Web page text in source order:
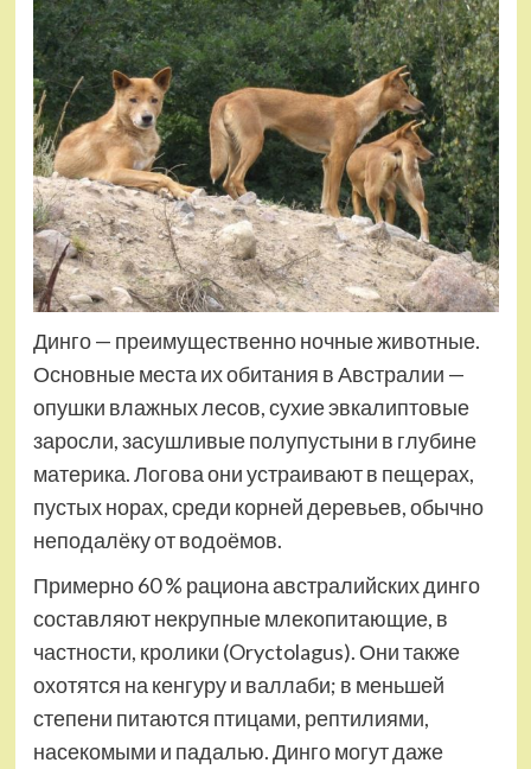
Динго — преимущественно ночные животные.
Основные места их обитания в Австралии —
опушки влажных лесов, сухие эвкалиптовые
заросли, засушливые полупустыни в глубине
материка. Логова они устраивают в пещерах,
пустых норах, среди корней деревьев, обычно
неподалёку от водоёмов.
Примерно 60 % рациона австралийских динго
составляют некрупные млекопитающие, в
частности, кролики (Oryctolagus). Они также
охотятся на кенгуру и валлаби; в меньшей
степени питаются птицами, рептилиями,
насекомыми и падалью. Динго могут даже